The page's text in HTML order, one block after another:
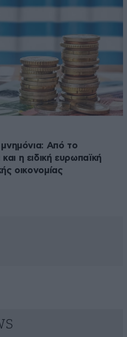
Από το
η ειδική ευρωπαϊκή
οικονομίας